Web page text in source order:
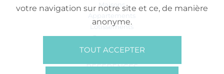
Maisons
Appartements
Lotissements
Commerces
Bureaux
RÉFÉRENCES
votre navigation sur notre site et ce, de manière
anonyme.
TOUT ACCEPTER